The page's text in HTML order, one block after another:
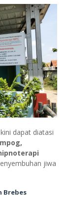
dapat diatasi
jiwa
Brebes